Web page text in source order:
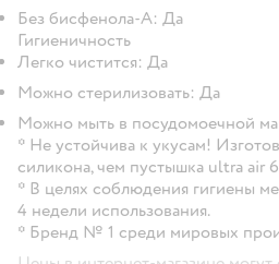
Без бисфенола-А: Да
Гигиеничность
Легко чистится: Да
Можно стерилизовать: Да
Можно мыть в посудомоечной
* Не устойчива к укусам!
силикона, чем пустышка ultra air
* В целях соблюдения гигиены
4 недели использования.
* Бренд № 1 среди мировых